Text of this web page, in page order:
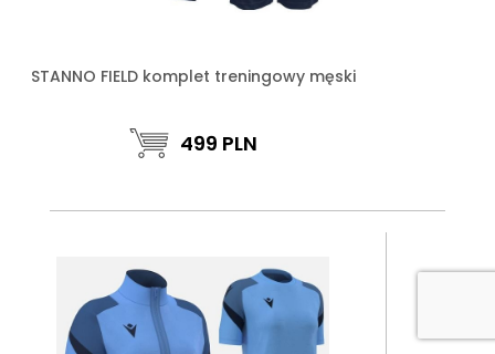
STANNO FIELD komplet treningowy męski
499 PLN